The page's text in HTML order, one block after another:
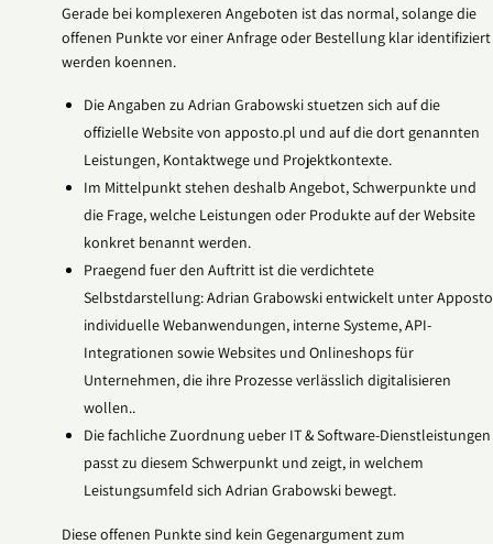
Gerade bei komplexeren Angeboten ist das normal, solange die
offenen Punkte vor einer Anfrage oder Bestellung klar identifiziert
werden koennen.
Die Angaben zu Adrian Grabowski stuetzen sich auf die
offizielle Website von apposto.pl und auf die dort genannten
Leistungen, Kontaktwege und Projektkontexte.
Im Mittelpunkt stehen deshalb Angebot, Schwerpunkte und
die Frage, welche Leistungen oder Produkte auf der Website
konkret benannt werden.
Praegend fuer den Auftritt ist die verdichtete
Selbstdarstellung: Adrian Grabowski entwickelt unter Apposto
individuelle Webanwendungen, interne Systeme, API-
Integrationen sowie Websites und Onlineshops für
Unternehmen, die ihre Prozesse verlässlich digitalisieren
wollen..
Die fachliche Zuordnung ueber IT & Software-Dienstleistungen
passt zu diesem Schwerpunkt und zeigt, in welchem
Leistungsumfeld sich Adrian Grabowski bewegt.
Diese offenen Punkte sind kein Gegenargument zum